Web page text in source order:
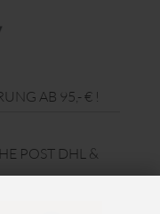
AB 95,- € !
POST DHL &